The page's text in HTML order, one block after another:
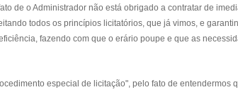
de o Administrador não está obrigado a contratar de
todos os princípios licitatórios, que já vimos, e
fazendo com que o erário poupe e que as
especial de licitação", pelo fato de entendermos